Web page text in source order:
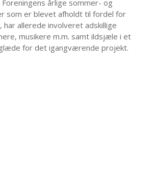
årlige sommer- og
som er blevet afholdt til fordel for
allerede involveret adskillige
musikere m.m. samt ildsjæle i et
for det igangværende projekt.